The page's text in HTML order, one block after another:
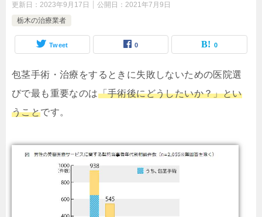
更新日： 2023年9月17日 公開日： 2021年7月9日
栃木の治療業者
Tweet 0 0
包茎手術・治療をするときに失敗しないための医院選
びで最も重要なのは「手術後にどうしたいか？」とい
うことです。